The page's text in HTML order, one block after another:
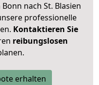
nach St. Blasien
professionelle
Kontaktieren Sie
reibungslosen
erhalten